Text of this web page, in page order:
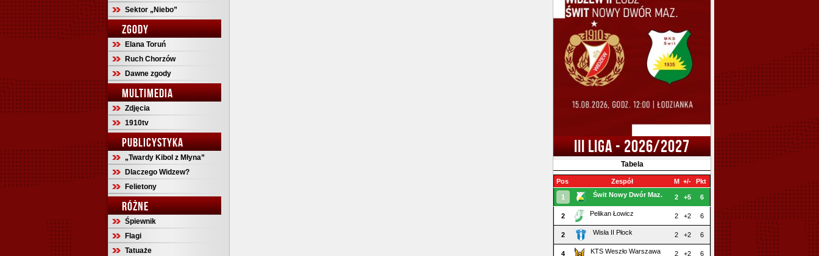
Sektor „Niebo”
ZGODY
Elana Toruń
Ruch Chorzów
Dawne zgody
MULTIMEDIA
Zdjęcia
1910tv
PUBLICYSTYKA
„Twardy Kibol z Młyna”
Dlaczego Widzew?
Felietony
RÓŻNE
Śpiewnik
Flagi
Tatuaże
III LIGA - 2026/2027
Tabela
Pos Zespół M +/- Pkt
1 Świt Nowy Dwór Maz. 2 +5 6
2 Pelikan Łowicz 2 +2 6
2 Wisła II Płock 2 +2 6
4 KTS Weszło Warszawa 2 +2 6